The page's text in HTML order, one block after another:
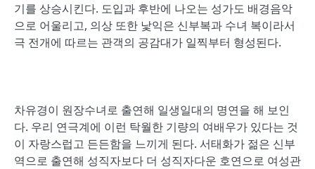
기를 상승시킨다. 도입과 후반에 나오는 성가도 배경음악
으로 어울리고, 의상 또한 낯익은 신부복과 수녀 복이라서
극 전개에 따르는 관객의 공감대가 일찍부터 형성된다.
차유경이 원장수녀로 출연해 일생일대의 명연을 해 보인
다. 우리 연극계에 이런 탁월한 기량의 여배우가 있다는 것
이 자랑스럽고 든든함을 느끼게 된다. 서태화가 젊은 신부
역으로 출연해 성직자보다 더 성직자다운 호연으로 여성관